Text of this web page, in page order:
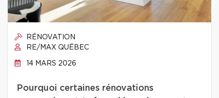
RÉNOVATION
RE/MAX QUÉBEC
14 MARS 2026
Pourquoi certaines rénovations